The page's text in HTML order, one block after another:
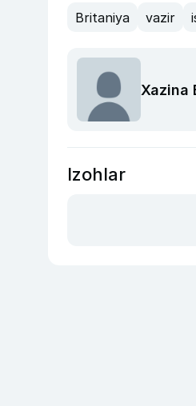
Britaniya vazir
Xazina
Izohlar